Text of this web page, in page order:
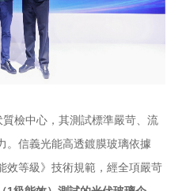
檢中心，其測試標準嚴苛、流
。信義光能高透鍍膜玻璃依據
效等級》技術規範，經全項嚴苛